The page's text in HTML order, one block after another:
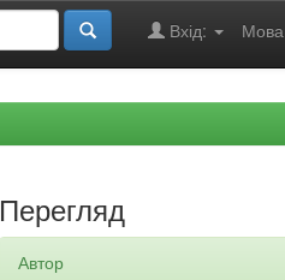
Мова
Вхід:
Перегляд
Автор